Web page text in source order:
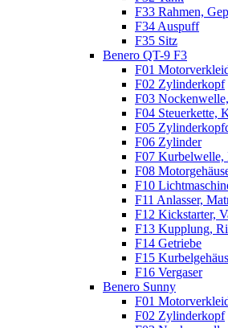
F33 Rahmen,
F34 Auspuff
F35 Sitz
Benero QT-9 F3
F01
F02 Zylinderkopf
F03
F04 Steuerkette,
F05
F06 Zylinder
F07 Kurbelwelle,
F08
F10
F11 Anlasser,
F12 Kickstarter,
F13 Kupplung,
F14 Getriebe
F15
F16 Vergaser
Benero Sunny
F01
F02 Zylinderkopf